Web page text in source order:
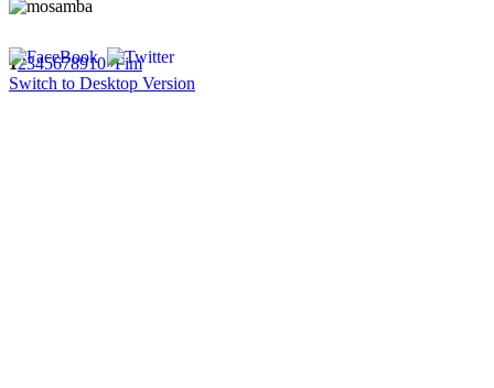
12345678910»Fim
Switch to Desktop Version